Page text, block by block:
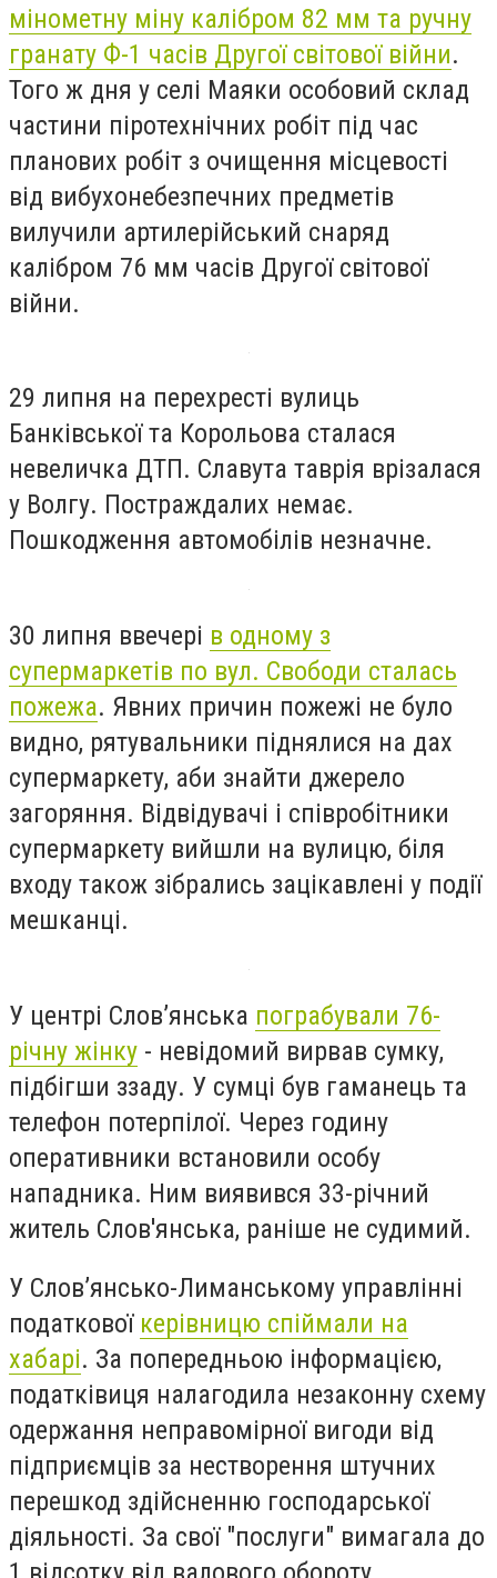
мінометну міну калібром 82 мм та ручну
гранату Ф-1 часів Другої світової війни.
Того ж дня у селі Маяки особовий склад
частини піротехнічних робіт під час
планових робіт з очищення місцевості
від вибухонебезпечних предметів
вилучили артилерійський снаряд
калібром 76 мм часів Другої світової
війни.
29 липня на перехресті вулиць
Банківської та Корольова сталася
невеличка ДТП. Славута таврія врізалася
у Волгу. Постраждалих немає.
Пошкодження автомобілів незначне.
30 липня ввечері в одному з
супермаркетів по вул. Свободи сталась
пожежа. Явних причин пожежі не було
видно, рятувальники піднялися на дах
супермаркету, аби знайти джерело
загоряння. Відвідувачі і співробітники
супермаркету вийшли на вулицю, біля
входу також зібрались зацікавлені у події
мешканці.
У центрі Слов’янська пограбували 76-
річну жінку - невідомий вирвав сумку,
підбігши ззаду. У сумці був гаманець та
телефон потерпілої. Через годину
оперативники встановили особу
нападника. Ним виявився 33-річний
житель Слов'янська, раніше не судимий.
У Слов’янсько-Лиманському управлінні
податкової керівницю спіймали на
хабарі. За попередньою інформацією,
податківиця налагодила незаконну схему
одержання неправомірної вигоди від
підприємців за нестворення штучних
перешкод здійсненню господарської
діяльності. За свої "послуги" вимагала до